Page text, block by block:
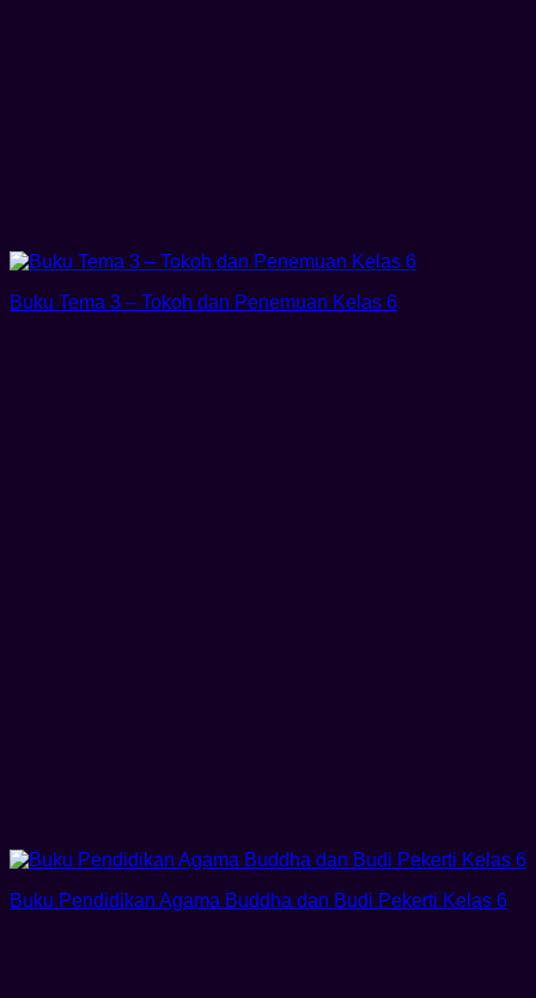
Buku Tema 3 – Tokoh dan Penemuan Kelas 6
Buku Pendidikan Agama Buddha dan Budi Pekerti Kelas 6